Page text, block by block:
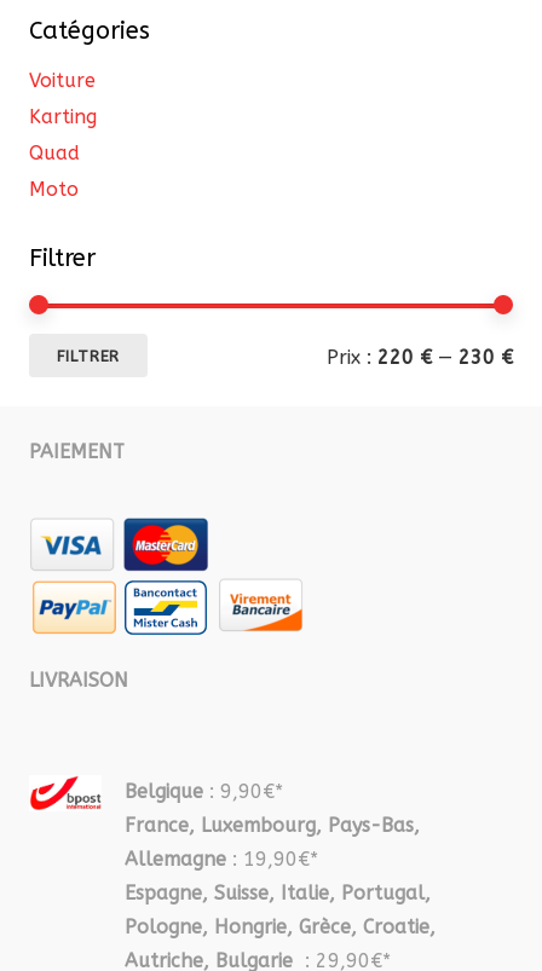
Catégories
Voiture
Karting
Quad
Moto
Filtrer
FILTRER Prix : 220 €— 230 €
PAIEMENT
LIVRAISON
Belgique : 9,90€*
France, Luxembourg, Pays-Bas,
Allemagne : 19,90€*
Espagne, Suisse, Italie, Portugal,
Pologne, Hongrie, Grèce, Croatie,
Autriche, Bulgarie : 29,90€*